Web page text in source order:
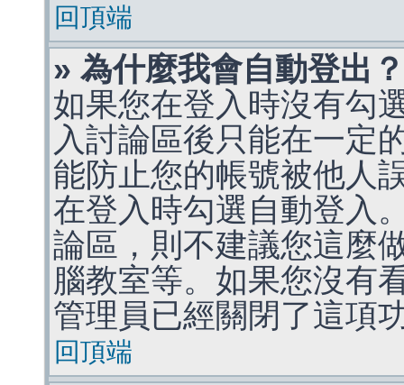
回頂端
» 為什麼我會自動登出？
如果您在登入時沒有勾
入討論區後只能在一定
能防止您的帳號被他人
在登入時勾選自動登入
論區，則不建議您這麼
腦教室等。如果您沒有
管理員已經關閉了這項
回頂端